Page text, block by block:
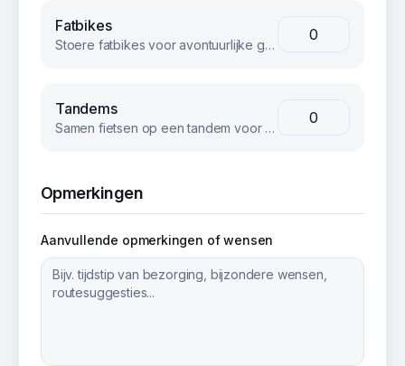
Fatbikes
Stoere fatbikes voor avontuurlijke groepen. Geschikt voor strand, bos en terrein.
Tandems
Samen fietsen op een tandem voor een unieke teambuilding ervaring.
Opmerkingen
Aanvullende opmerkingen of wensen